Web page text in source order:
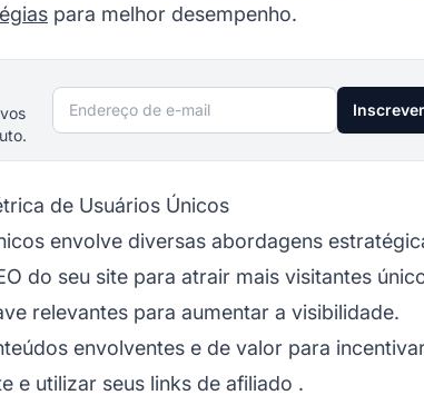
para melhor desempenho.
Endereço de e-mail
de Usuários Únicos
envolve diversas abordagens
do seu site para atrair mais visitantes
relevantes para aumentar a visibilidade.
envolventes e de valor para
e utilizar seus links de afiliado .